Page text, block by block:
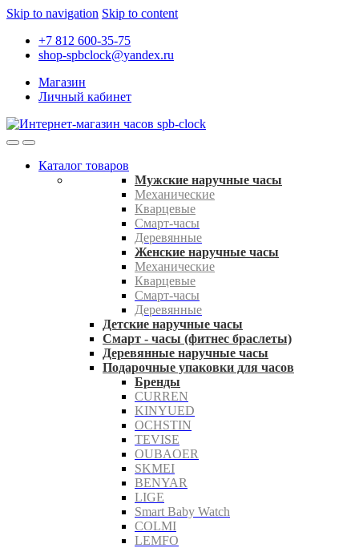
Skip to navigation Skip to content
+7 812 600-35-75
shop-spbclock@yandex.ru
Магазин
Личный кабинет
Каталог товаров
Мужские наручные часы
Механические
Кварцевые
Смарт-часы
Деревянные
Женские наручные часы
Механические
Кварцевые
Смарт-часы
Деревянные
Детские наручные часы
Смарт - часы (фитнес браслеты)
Деревянные наручные часы
Подарочные упаковки для часов
Бренды
CURREN
KINYUED
OCHSTIN
TEVISE
OUBAOER
SKMEI
BENYAR
LIGE
Smart Baby Watch
COLMI
LEMFO